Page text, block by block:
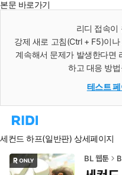
본문 바로가기
리디 접속이
강제 새로 고침(Ctrl + F5)이
계속해서 문제가 발생한다면
하고 대응 방
테스트
리
홈
로
이
세컨드 하프(일반판) 상세페이지
BL 웹툰